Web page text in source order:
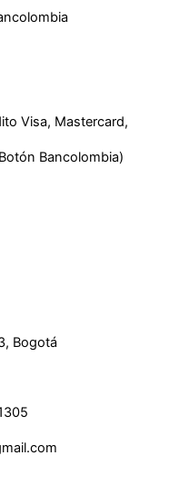
Visa, Mastercard,
Bancolombia)
Bogotá